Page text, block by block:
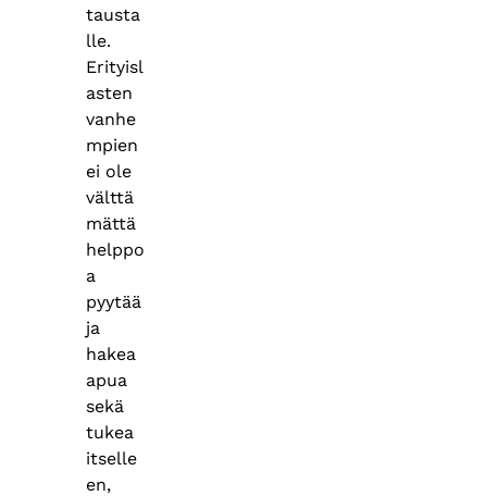
tausta
lle.
Erityisl
asten
vanhe
mpien
ei ole
välttä
mättä
helppo
a
pyytää
ja
hakea
apua
sekä
tukea
itselle
en,